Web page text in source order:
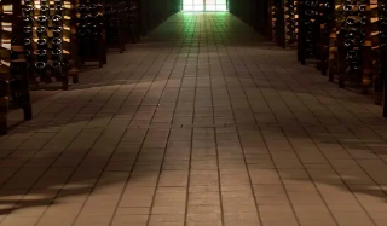
Por isso, convidamos você a
de espumantes das Américas. Confira os tours